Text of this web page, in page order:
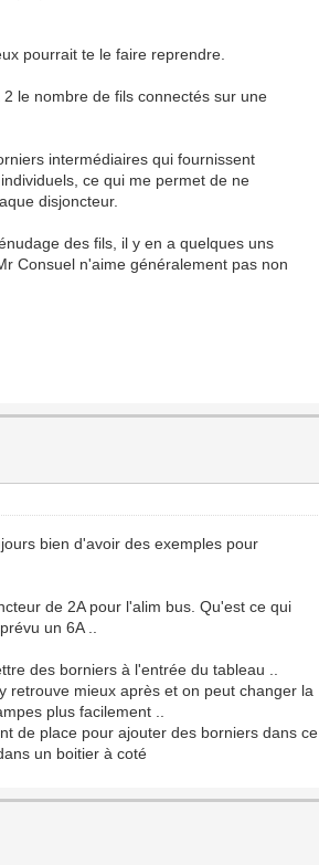
pourrait te le faire reprendre.
le nombre de fils connectés sur une
intermédiaires qui fournissent
ce qui me permet de ne
disjoncteur.
des fils, il y en a quelques uns
Consuel n'aime généralement pas non
bien d'avoir des exemples pour
de 2A pour l'alim bus. Qu'est ce qui
un 6A ..
des borniers à l'entrée du tableau ..
retrouve mieux après et on peut changer la
plus facilement ..
de place pour ajouter des borniers dans ce
un boitier à coté